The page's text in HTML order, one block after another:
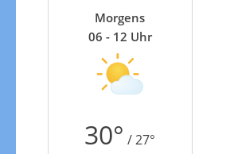
Morgens
06 - 12 Uhr
30° / 27°
Windgeschwindigkeiten in
Zur